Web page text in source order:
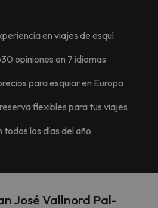
en viajes de esquí
opiniones en 7 idiomas
para esquiar en Europa
flexibles para tus viajes
todos los días del año
José Vallnord Pal-